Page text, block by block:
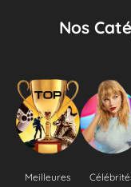
Nos
Meilleures